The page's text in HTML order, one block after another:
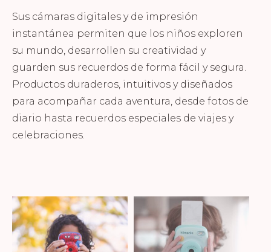
Sus cámaras digitales y de impresión
instantánea permiten que los niños exploren
su mundo, desarrollen su creatividad y
guarden sus recuerdos de forma fácil y segura.
Productos duraderos, intuitivos y diseñados
para acompañar cada aventura, desde fotos de
diario hasta recuerdos especiales de viajes y
celebraciones.